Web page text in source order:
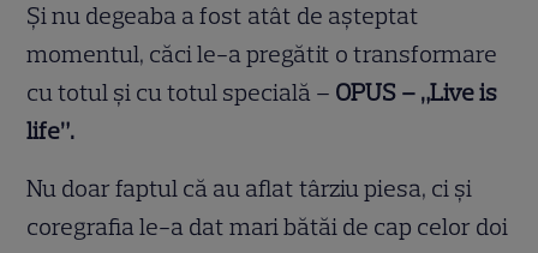
Şi nu degeaba a fost atât de aşteptat
momentul, căci le-a pregătit o transformare
cu totul şi cu totul specială – OPUS – „Live is
life”.
Nu doar faptul că au aflat târziu piesa, ci şi
coregrafia le-a dat mari bătăi de cap celor doi